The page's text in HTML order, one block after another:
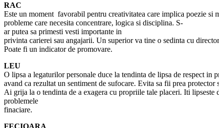
RAC
Este un moment favorabil pentru creativitatea care implica poezie si
probleme care necesita concentrare, logica si disciplina. S-
ar putea sa primesti vesti importante in
privinta carierei sau angajarii. Un superior va tine o sedinta cu
Poate fi un indicator de promovare.
LEU
O lipsa a legaturilor personale duce la tendinta de lipsa de respect in
avand ca rezultat un sentiment de sufocare. Evita sa fii prea protector
Ai grija la o tendinta de a exagera cu propriile tale placeri. Iti lipseste
problemele
finaciare.
FECIOARA